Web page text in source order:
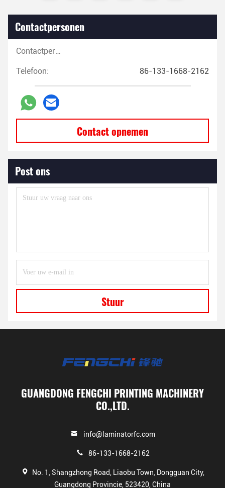
Contactpersonen
Contactpersonen:
Telefoon: 86-133-1668-2162
Contact opnemen
Post ons
Stuur
GUANGDONG FENGCHI PRINTING MACHINERY
CO.,LTD.
info@laminatorfc.com
86-133-1668-2162
No. 1, Shangzhong Road, Liaobu Town, Dongguan City,
Guangdong Provincie, 523420, China